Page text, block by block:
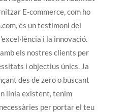
E-commerce, com ho
és un testimoni del
i la innovació.
els nostres clients per
i objectius únics. Ja
des de zero o buscant
línia existent, tenim
per portar el teu